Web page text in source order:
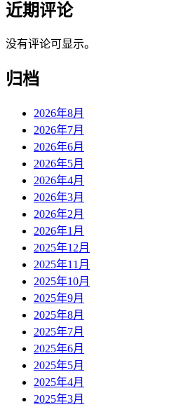
近期评论
没有评论可显示。
归档
2026年8月
2026年7月
2026年6月
2026年5月
2026年4月
2026年3月
2026年2月
2026年1月
2025年12月
2025年11月
2025年10月
2025年9月
2025年8月
2025年7月
2025年6月
2025年5月
2025年4月
2025年3月